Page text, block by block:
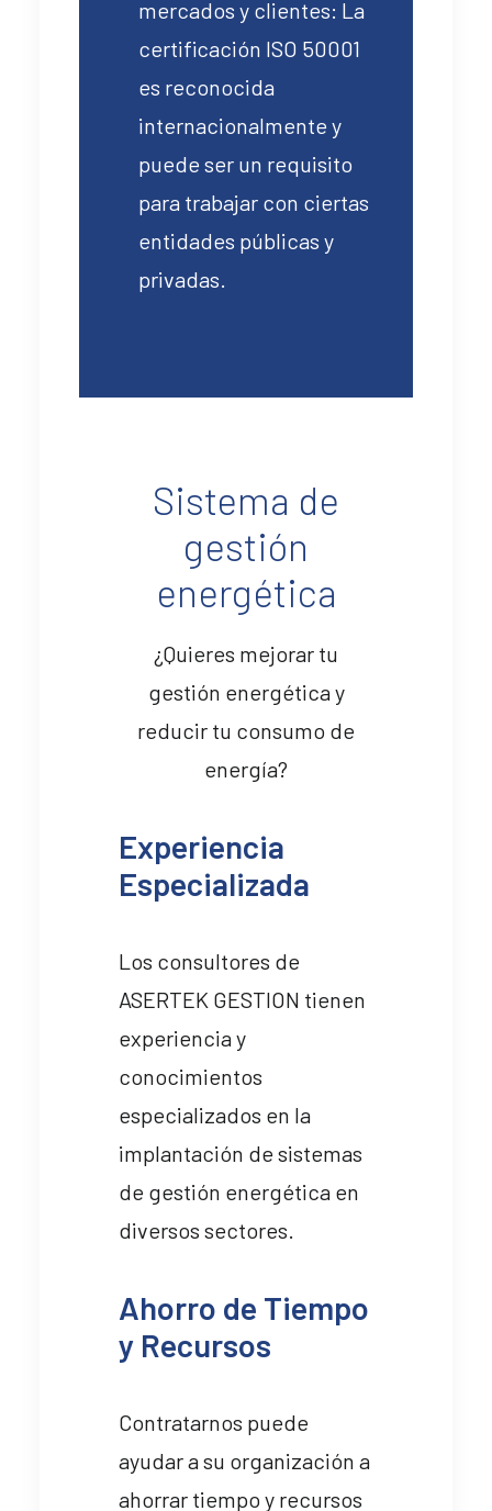
mercados y clientes: La
certificación ISO 50001
es reconocida
internacionalmente y
puede ser un requisito
para trabajar con ciertas
entidades públicas y
privadas.
Sistema de
gestión
energética
¿Quieres mejorar tu
gestión energética y
reducir tu consumo de
energía?
Experiencia
Especializada
Los consultores de
ASERTEK GESTION tienen
experiencia y
conocimientos
especializados en la
implantación de sistemas
de gestión energética en
diversos sectores.
Ahorro de Tiempo
y Recursos
Contratarnos puede
ayudar a su organización a
ahorrar tiempo y recursos